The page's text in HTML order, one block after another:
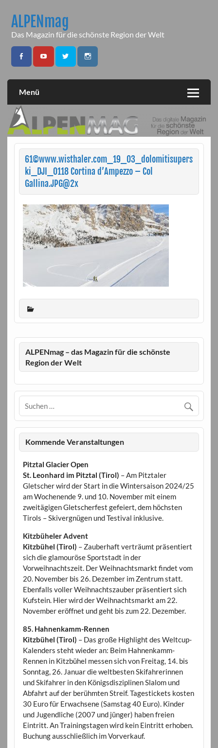
contentALPENmag
Das Magazin für die schönste Region der Welt
Menü
61©www.wisthaler.com_19_03_dolomitisupers
ki_DJI_0118 Cortina d’Ampezzo – Col
Gallina.JPG@2x
ALPENmag – das Magazin für die schönste
Region der Welt
Kommende Veranstaltungen
Pitztal Glacier Open
St. Leonhard im Pitztal (Tirol) – Am Pitztaler
Gletscher wird der Start in die Wintersaison 2024/25
am Wochenende 9. und 10. November mit einem
zweitägigen Gletscherfest gefeiert, dem höchsten
Tirols – Skivergnügen und Testival inklusive.
Kitzbüheler Advent
Kitzbühel (Tirol) – Zauberhaft verträumt präsentiert
sich die glamouröse Sportstadt in der
Vorweihnachtszeit. Der Weihnachtsmarkt findet vom
20. November bis 26. Dezember im Zentrum statt.
Ebenfalls voller Weihnachtszauber präsentiert sich
Kufstein. Hier wird der Weihnachtsmarkt am 22.
November eröffnet und geht bis zum 22. Dezember.
85. Hahnenkamm-Rennen
Kitzbühel (Tirol) – Das große Highlight des Weltcup-
Kalenders steht wieder an: Beim Hahnenkamm-
Rennen in Kitzbühel messen sich von Freitag, 14. bis
Sonntag, 26. Januar die weltbesten Skifahrerinnen
und Skifahrer in den Königsdisziplinen Slalom und
Abfahrt auf der berühmten Streif. Tagestickets kosten
30 Euro für Erwachsene (Samstag 40 Euro). Kinder
und Jugendliche (2007 und jünger) haben freien
Eintritt. An Trainingstagen wird kein Eintritt erhoben.
Buchung ausschließlich im Vorverkauf.